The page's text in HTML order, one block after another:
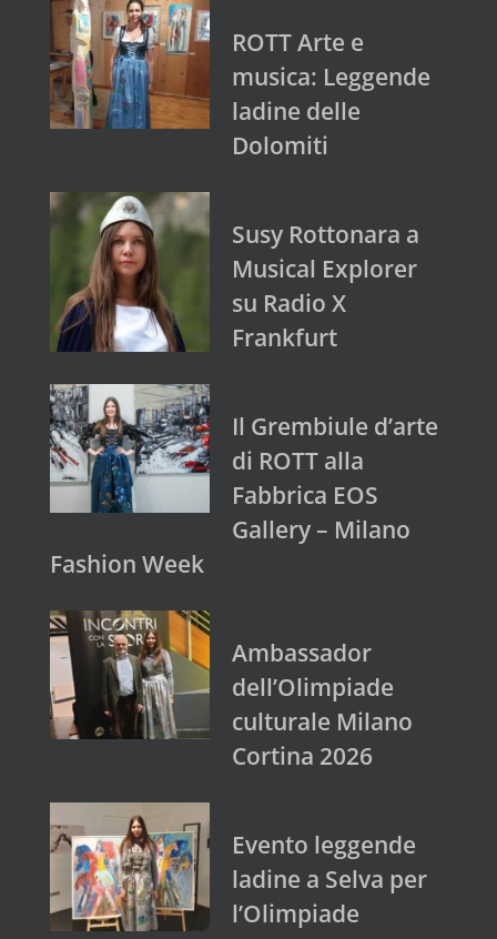
ROTT Arte e
musica: Leggende
ladine delle
Dolomiti
Susy Rottonara a
Musical Explorer
su Radio X
Frankfurt
Il Grembiule d’arte
di ROTT alla
Fabbrica EOS
Gallery – Milano
Fashion Week
Ambassador
dell’Olimpiade
culturale Milano
Cortina 2026
Evento leggende
ladine a Selva per
l’Olimpiade